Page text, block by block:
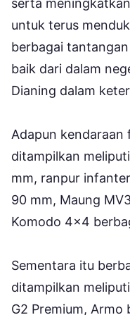
serta
untuk terus
berbagai
baik dari dalam
Dianing dalam
Adapun kendaraan
ditampilkan
mm, ranpur
90 mm, Maung
Komodo 4×4
Sementara itu
ditampilkan
G2 Premium, Armo